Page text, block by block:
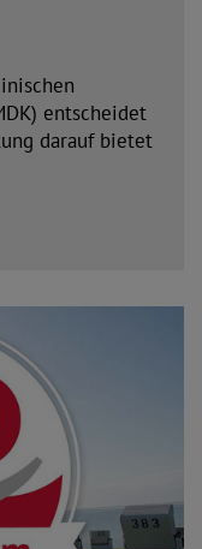
entscheidet
darauf bietet